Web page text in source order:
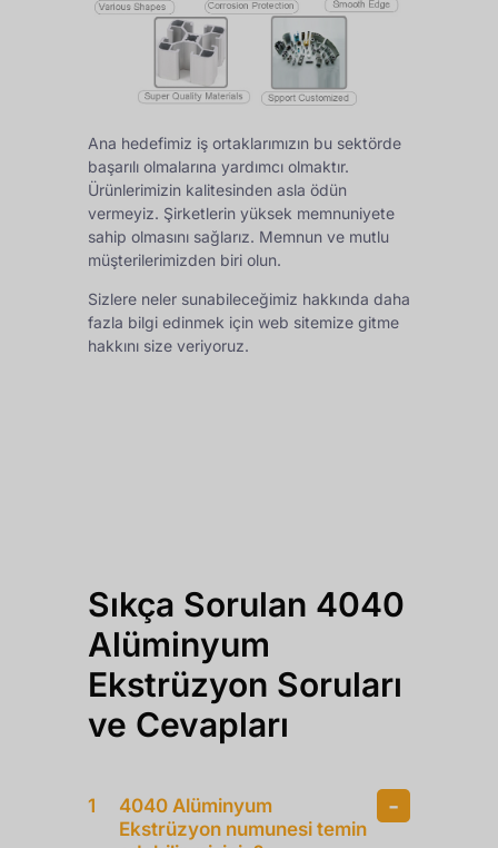
Ana hedefimiz iş ortaklarımızın bu sektörde
başarılı olmalarına yardımcı olmaktır.
Ürünlerimizin kalitesinden asla ödün
vermeyiz. Şirketlerin yüksek memnuniyete
sahip olmasını sağlarız. Memnun ve mutlu
müşterilerimizden biri olun.
Sizlere neler sunabileceğimiz hakkında daha
fazla bilgi edinmek için web sitemize gitme
hakkını size veriyoruz.
Sıkça Sorulan 4040
Alüminyum
Ekstrüzyon Soruları
ve Cevapları
4040 Alüminyum
Ekstrüzyon numunesi temin